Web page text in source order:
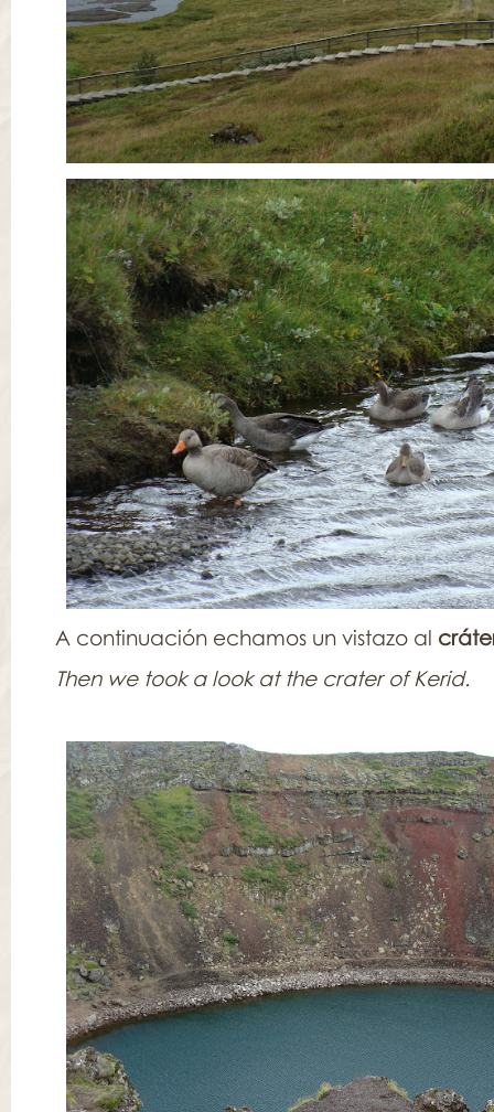
A continuación echamos un vistazo al
Then we took a look at the crater of Kerid.